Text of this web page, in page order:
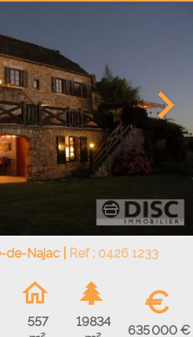
Najac | Ref : 0426 1233
557
19834
€
635 000 €